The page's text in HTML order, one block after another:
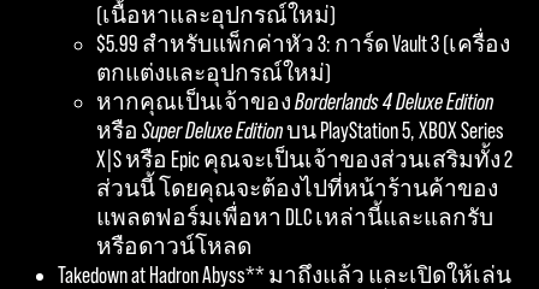
(เนื้อหาและอุปกรณ์ใหม่)
$5.99 สำหรับแพ็กค่าหัว 3: การ์ด Vault 3 (เครื่อง
ตกแต่งและอุปกรณ์ใหม่)
หากคุณเป็นเจ้าของBorderlands 4 Deluxe Edition
หรือ Super Deluxe Editionบน PlayStation 5, XBOX Series
X|S หรือ Epic คุณจะเป็นเจ้าของส่วนเสริมทั้ง 2
ส่วนนี้ โดยคุณจะต้องไปที่หน้าร้านค้าของ
แพลตฟอร์มเพื่อหา DLC เหล่านี้และแลกรับ
หรือดาวน์โหลด
Takedown at Hadron Abyss** มาถึงแล้ว และเปิดให้เล่น